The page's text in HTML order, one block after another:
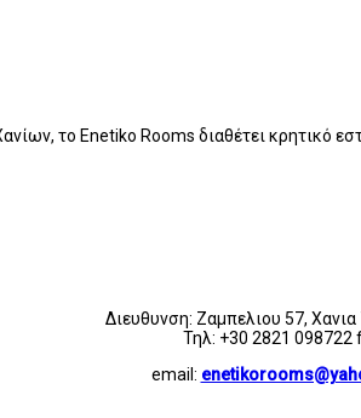
το Enetiko Rooms διαθέτει κρητικό
Διευθυνση: Ζαμπελιου 57,
Τηλ: +30 2821 098722
email: